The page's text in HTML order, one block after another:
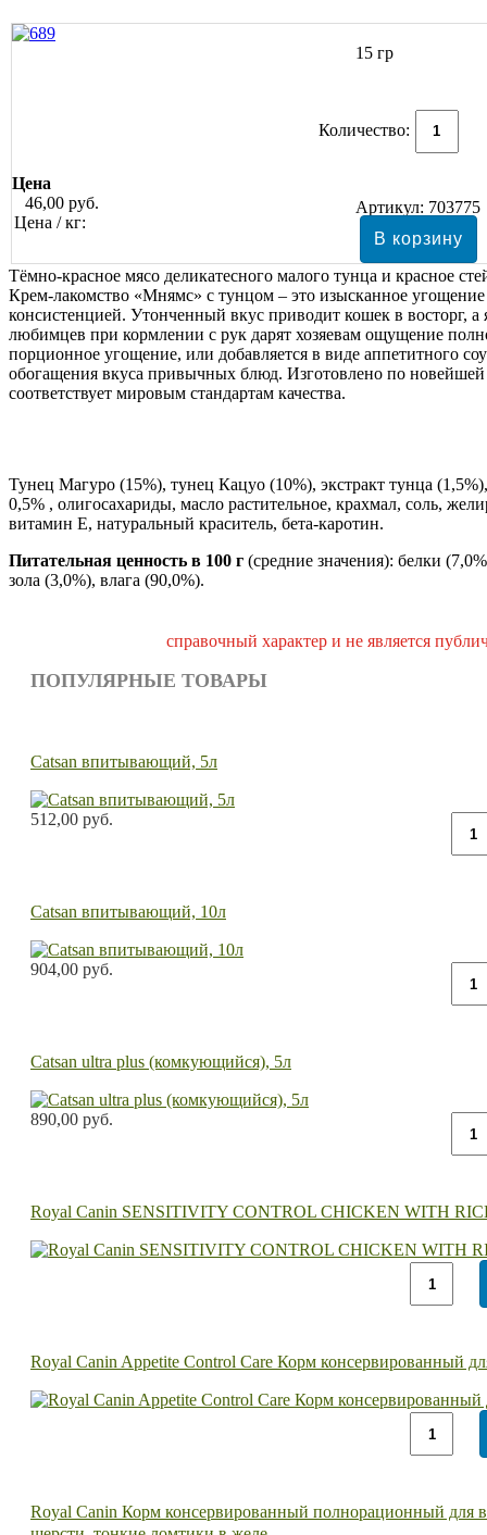
15 гр
Количество:
Цена
46,00 руб.
Цена / кг:
Артикул: 703775
Тёмно-красное мясо деликатесного малого тунца и красное
Крем-лакомство «Мнямс» с тунцом – это изысканное
консистенцией. Утонченный вкус приводит кошек в восторг,
любимцев при кормлении с рук дарят хозяевам ощущение
порционное угощение, или добавляется в виде аппетитного
обогащения вкуса привычных блюд. Изготовлено по
соответствует мировым стандартам качества.
Тунец Магуро (15%), тунец Кацуо (10%), экстракт тунца
0,5% , олигосахариды, масло растительное, крахмал, соль,
витамин Е, натуральный краситель, бета-каротин.
Питательная ценность в 100 г (средние значения): белки
зола (3,0%), влага (90,0%).
справочный характер и не является
ПОПУЛЯРНЫЕ ТОВАРЫ
Catsan впитывающий, 5л
512,00 руб.
Catsan впитывающий, 10л
904,00 руб.
Catsan ultra plus (комкующийся), 5л
890,00 руб.
Royal Canin SENSITIVITY CONTROL CHICKEN WITH
Royal Canin Appetite Control Care Корм консервированный
Royal Canin Корм консервированный полнорационный для